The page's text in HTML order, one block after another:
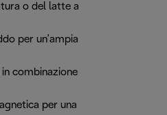
o del latte a
per un’ampia
combinazione
per una